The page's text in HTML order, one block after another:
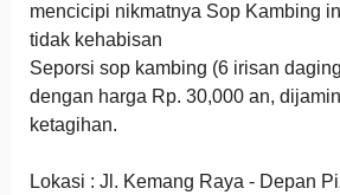
mencicipi nikmatnya Sop Kambing
tidak kehabisan
Seporsi sop kambing (6 irisan
dengan harga Rp. 30,000 an,
ketagihan.
Lokasi : Jl. Kemang Raya - Depan